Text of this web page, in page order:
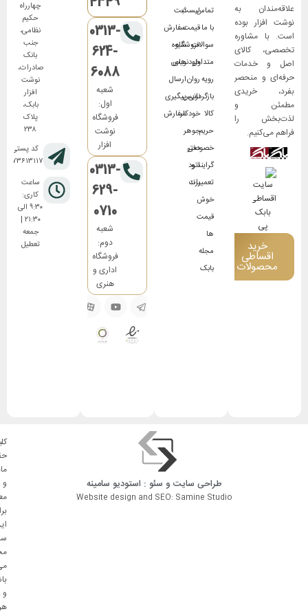
علاقه‌مندان به
نوشت افزار بوده
است. با مشاوره
تخصصی، کالای
اصل و خدمات
حرفه‌ای و منحصر
بفرد، خریدی
مطمئن و
لذت‌بخش را
فراهم می‌کنیم.
خرید
اقساطی
محصولات
تماس
با ما
سوالات
متداول
رویه
بازگردانی
کالا
حریم
خصوصی
گرایند و
تعمیرات
خوش
قیمت
ها
مجله
بابک
لیست
قیمت
فروشگاه
خودنویس
روان
نویس
خودکار
جوهر
دفتر
اتود
برند
ثبت
سفارش
شیوه
های
ارسال
پیگیری
سفارش
0313-
624-
6088
شعبه
اول:
فروشگاه
نوشت
افزار
0313-
629-
0710
شعبه
دوم:
فروشگاه
اداری و
هنری
چهارراه
حکیم
نظامی،
جنب
بانک
صادرات،
نوشت
افزار
بابک،
پلاک
۲۳۸
کد پستی:
۸۱۷۳۶۱۳۱۱۷
ساعت
کاری:
۹:۳۰ الی
۲۱:۳۰ |
جمعه
تعطیل
طراحی سایت و سئو : استودیو سامینه
Website design and SEO: Samine Studio
و
و